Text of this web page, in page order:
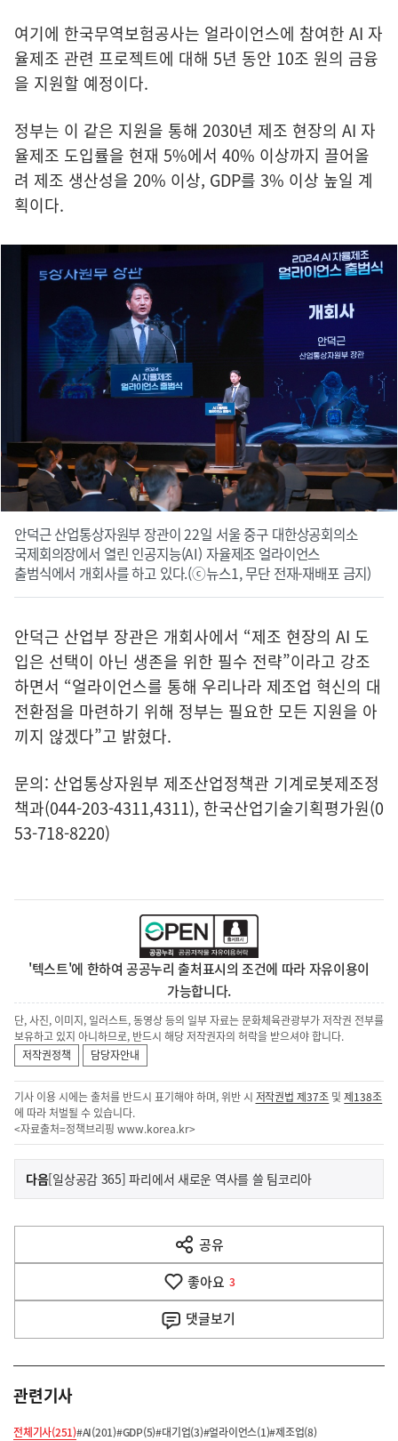
여기에 한국무역보험공사는 얼라이언스에 참여한 AI 자
율제조 관련 프로젝트에 대해 5년 동안 10조 원의 금융
을 지원할 예정이다.
정부는 이 같은 지원을 통해 2030년 제조 현장의 AI 자
율제조 도입률을 현재 5%에서 40% 이상까지 끌어올
려 제조 생산성을 20% 이상, GDP를 3% 이상 높일 계
획이다.
안덕근 산업통상자원부 장관이 22일 서울 중구 대한상공회의소
국제회의장에서 열린 인공지능(AI) 자율제조 얼라이언스
출범식에서 개회사를 하고 있다.(ⓒ뉴스1, 무단 전재-재배포 금지)
안덕근 산업부 장관은 개회사에서 “제조 현장의 AI 도
입은 선택이 아닌 생존을 위한 필수 전략”이라고 강조
하면서 “얼라이언스를 통해 우리나라 제조업 혁신의 대
전환점을 마련하기 위해 정부는 필요한 모든 지원을 아
끼지 않겠다”고 밝혔다.
문의: 산업통상자원부 제조산업정책관 기계로봇제조정
책과(044-203-4311,4311), 한국산업기술기획평가원(0
53-718-8220)
'텍스트'에 한하여 공공누리 출처표시의 조건에 따라 자유이용이
가능합니다.
단, 사진, 이미지, 일러스트, 동영상 등의 일부 자료는 문화체육관광부가 저작권 전부를
보유하고 있지 아니하므로, 반드시 해당 저작권자의 허락을 받으셔야 합니다.
저작권정책
담당자안내
기사 이용 시에는 출처를 반드시 표기해야 하며, 위반 시 저작권법 제37조 및제138조
에 따라 처벌될 수 있습니다.
<자료출처=정책브리핑 www.korea.kr>
이
전
다
음
다음기
[일상공감 365] 파리에서 새로운 역사를 쓸 팀코리아
공유
열
기
좋아요 3
댓글보기
관련기사
전체기사(251)#AI(201)#GDP(5)#대기업(3)#얼라이언스(1)#제조업(8)